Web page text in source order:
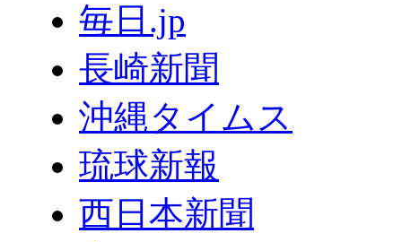
毎日.jp
長崎新聞
沖縄タイムス
琉球新報
西日本新聞